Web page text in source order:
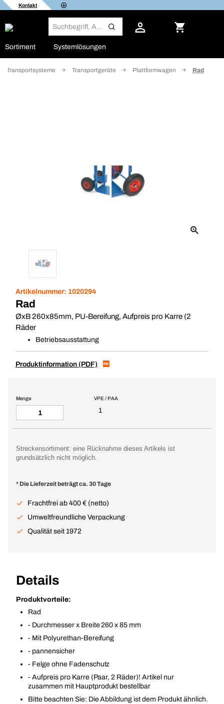
Kontakt
Sortiment Systemlösungen
Transportsysteme Transportgeräte Plattformwagen Rad
Artikelnummer: 1020294
Rad
ØxB 260x85mm, PU-Bereifung, Aufpreis pro Karre (2
Räder
Betriebsausstattung
Produktinformation (PDF)
VPE / PAA
1
Menge
Streckensortiment: eine Rücknahme dieses Artikels ist
grundsätzlich nicht möglich.
* Die Lieferzeit beträgt ca. 30 Tage
Frachtfrei ab 400 € (netto)
Umweltfreundliche Verpackung
Qualität seit 1972
Details
Produktvorteile:
Rad
- Durchmesser x Breite 260 x 85 mm
- Mit Polyurethan-Bereifung
- pannensicher
- Felge ohne Fadenschutz
- Aufpreis pro Karre (Paar, 2 Räder)! Artikel nur
zusammen mit Hauptprodukt bestellbar
Bitte beachten Sie: Die Abbildung ist dem Produkt ähnlich.